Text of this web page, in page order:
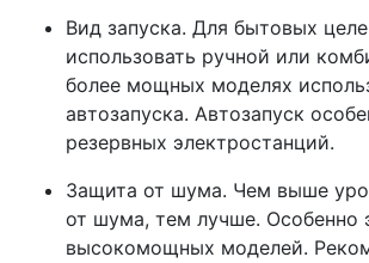
Вид запуска. Для бытовых
использовать ручной или
более мощных моделях
автозапуска. Автозапуск
резервных электростанций.
Защита от шума. Чем выше
от шума, тем лучше. Особенно
высокомощных моделей.